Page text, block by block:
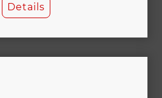
Details